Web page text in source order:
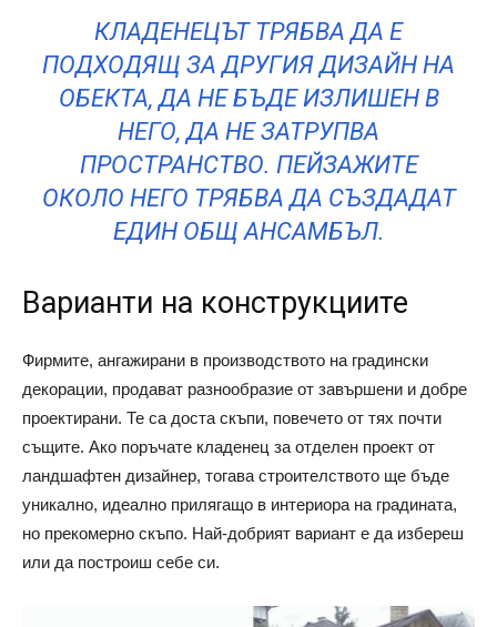
КЛАДЕНЕЦЪТ ТРЯБВА ДА Е
ПОДХОДЯЩ ЗА ДРУГИЯ ДИЗАЙН НА
ОБЕКТА, ДА НЕ БЪДЕ ИЗЛИШЕН В
НЕГО, ДА НЕ ЗАТРУПВА
ПРОСТРАНСТВО. ПЕЙЗАЖИТЕ
ОКОЛО НЕГО ТРЯБВА ДА СЪЗДАДАТ
ЕДИН ОБЩ АНСАМБЪЛ.
Варианти на конструкциите
Фирмите, ангажирани в производството на градински
декорации, продават разнообразие от завършени и добре
проектирани. Те са доста скъпи, повечето от тях почти
същите. Ако поръчате кладенец за отделен проект от
ландшафтен дизайнер, тогава строителството ще бъде
уникално, идеално прилягащо в интериора на градината,
но прекомерно скъпо. Най-добрият вариант е да избереш
или да построиш себе си.